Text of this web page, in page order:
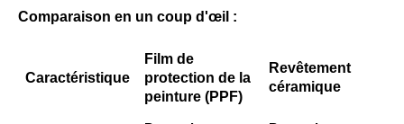
Comparaison en un coup d'œil :
Caractéristique
Film de
protection de la
peinture (PPF)
Revêtement
céramique